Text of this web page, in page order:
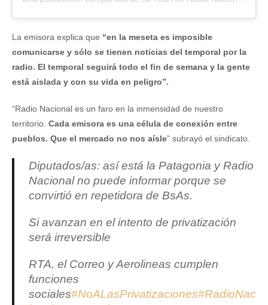
La emisora explica que “en la meseta es imposible
comunicarse y sólo se tienen noticias del temporal por la
radio. El temporal seguirá todo el fin de semana y la gente
está aislada y con su vida en peligro”.
“Radio Nacional es un faro en la inmensidad de nuestro
territorio. Cada emisora es una célula de conexión entre
pueblos. Que el mercado no nos aísle” subrayó el sindicato.
Diputados/as: así está la Patagonia y Radio
Nacional no puede informar porque se
convirtió en repetidora de BsAs.
Si avanzan en el intento de privatización
será irreversible
RTA, el Correo y Aerolineas cumplen
funciones
sociales#NoALasPrivatizaciones#RadioNac